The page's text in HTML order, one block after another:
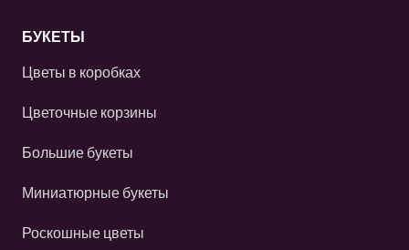
БУКЕТЫ
Цветы в коробках
Цветочные корзины
Большие букеты
Миниатюрные букеты
Роскошные цветы